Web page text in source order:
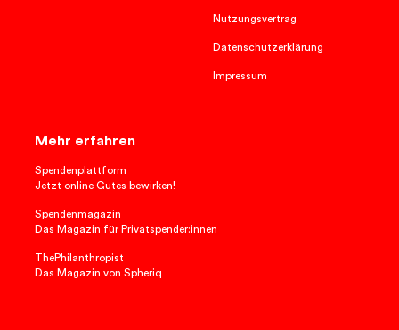
Nutzungsvertrag
Datenschutzerklärung
Impressum
Mehr erfahren
Spendenplattform
Jetzt online Gutes bewirken!
Spendenmagazin
Das Magazin für Privatspender:innen
ThePhilanthropist
Das Magazin von Spheriq